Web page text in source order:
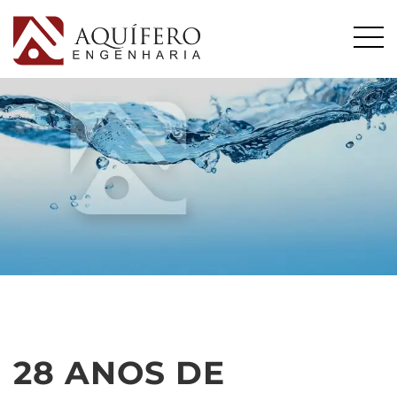
28 ANOS DE